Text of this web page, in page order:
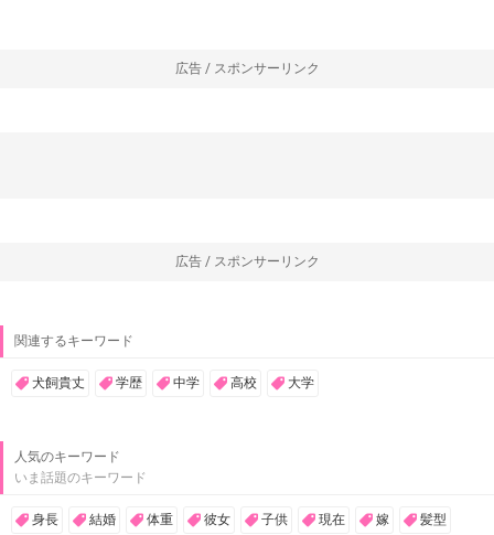
広告 / スポンサーリンク
広告 / スポンサーリンク
関連するキーワード
犬飼貴丈 学歴 中学 高校 大学
人気のキーワード
いま話題のキーワード
身長 結婚 体重 彼女 子供 現在 嫁 髪型